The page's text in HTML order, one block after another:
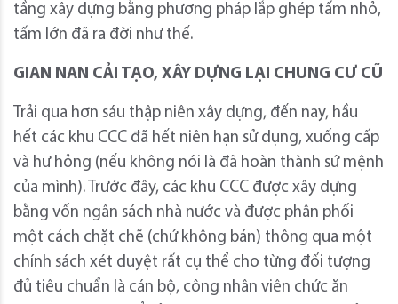
tầng xây dựng bằng phương pháp lắp ghép tấm nhỏ,
tấm lớn đã ra đời như thế.
GIAN NAN CẢI TẠO, XÂY DỰNG LẠI CHUNG CƯ CŨ
Trải qua hơn sáu thập niên xây dựng, đến nay, hầu
hết các khu CCC đã hết niên hạn sử dụng, xuống cấp
và hư hỏng (nếu không nói là đã hoàn thành sứ mệnh
của mình). Trước đây, các khu CCC được xây dựng
bằng vốn ngân sách nhà nước và được phân phối
một cách chặt chẽ (chứ không bán) thông qua một
chính sách xét duyệt rất cụ thể cho từng đối tượng
đủ tiêu chuẩn là cán bộ, công nhân viên chức ăn